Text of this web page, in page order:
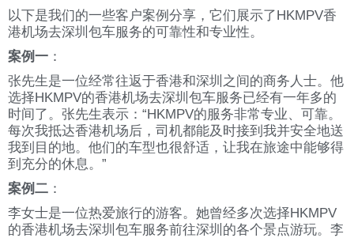
以下是我们的一些客户案例分享，它们展示了HKMPV香
港机场去深圳包车服务的可靠性和专业性。
案例一 ：
张先生是一位经常往返于香港和深圳之间的商务人士。他
选择HKMPV的香港机场去深圳包车服务已经有一年多的
时间了。张先生表示：“HKMPV的服务非常专业、可靠。
每次我抵达香港机场后，司机都能及时接到我并安全地送
我到目的地。他们的车型也很舒适，让我在旅途中能够得
到充分的休息。”
案例二 ：
李女士是一位热爱旅行的游客。她曾经多次选择HKMPV
的香港机场去深圳包车服务前往深圳的各个景点游玩。李